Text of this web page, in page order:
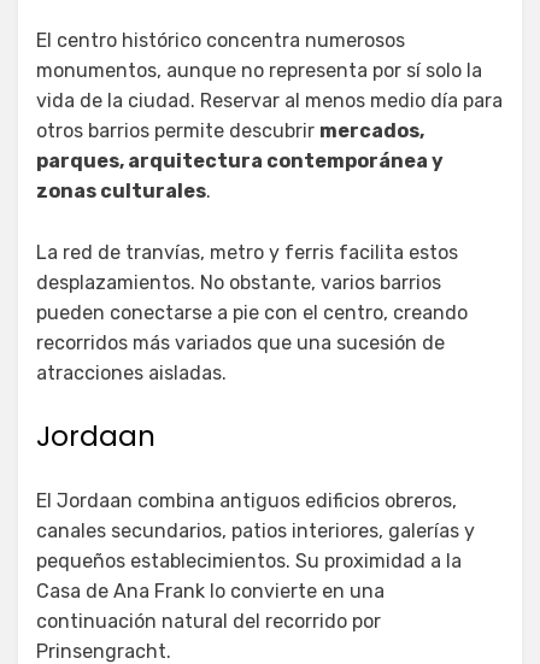
El centro histórico concentra numerosos
monumentos, aunque no representa por sí solo la
vida de la ciudad. Reservar al menos medio día para
otros barrios permite descubrir mercados,
parques, arquitectura contemporánea y
zonas culturales.
La red de tranvías, metro y ferris facilita estos
desplazamientos. No obstante, varios barrios
pueden conectarse a pie con el centro, creando
recorridos más variados que una sucesión de
atracciones aisladas.
Jordaan
El Jordaan combina antiguos edificios obreros,
canales secundarios, patios interiores, galerías y
pequeños establecimientos. Su proximidad a la
Casa de Ana Frank lo convierte en una
continuación natural del recorrido por
Prinsengracht.